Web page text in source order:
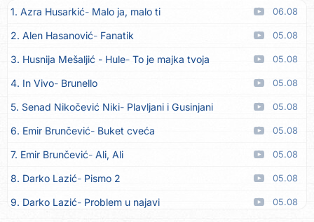
1. Azra Husarkić Malo ja, malo ti 06.08
2. Alen Hasanović Fanatik 05.08
3. Husnija Mešaljić - Hule To je majka tvoja 05.08
4. In Vivo Brunello 05.08
5. Senad Nikočević Niki Plavljani i Gusinjani 05.08
6. Emir Brunčević Buket cveća 05.08
7. Emir Brunčević Ali, Ali 05.08
8. Darko Lazić Pismo 2 05.08
9. Darko Lazić Problem u najavi 05.08